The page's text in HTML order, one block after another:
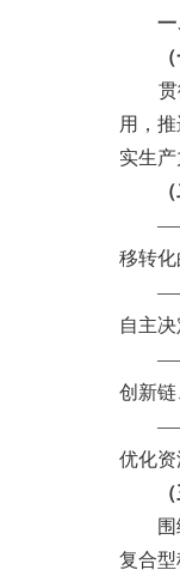
一
（一
贯彻
用，
实生
——创
移转化
——落
自主
——发
创新链
——典
优化
围绕
复合